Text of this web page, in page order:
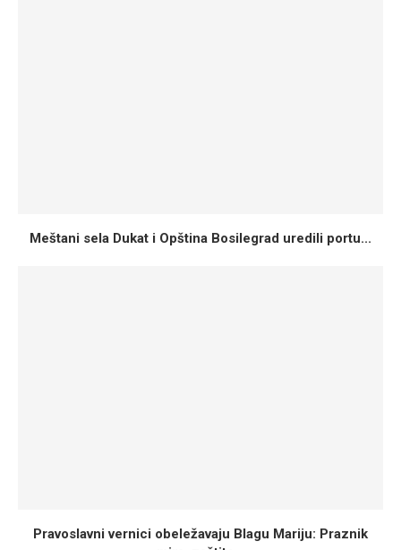
Meštani sela Dukat i Opština Bosilegrad uredili portu...
Pravoslavni vernici obeležavaju Blagu Mariju: Praznik